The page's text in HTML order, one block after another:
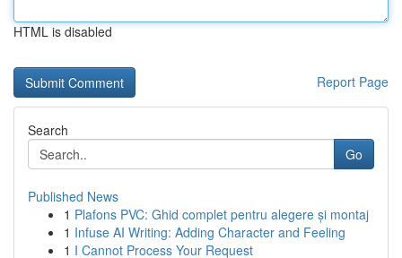
HTML is disabled
Report Page
Search
Go
Published News
1 Plafons PVC: Ghid complet pentru alegere și montaj
1 Infuse AI Writing: Adding Character and Feeling
1 I Cannot Process Your Request